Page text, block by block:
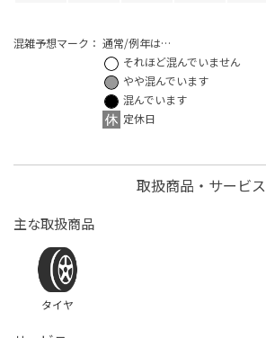
混雑予想マーク： 通常/例年は…
それほど混んでいません
やや混んでいます
混んでいます
定休日
取扱商品・サービス
主な取扱商品
タイヤ